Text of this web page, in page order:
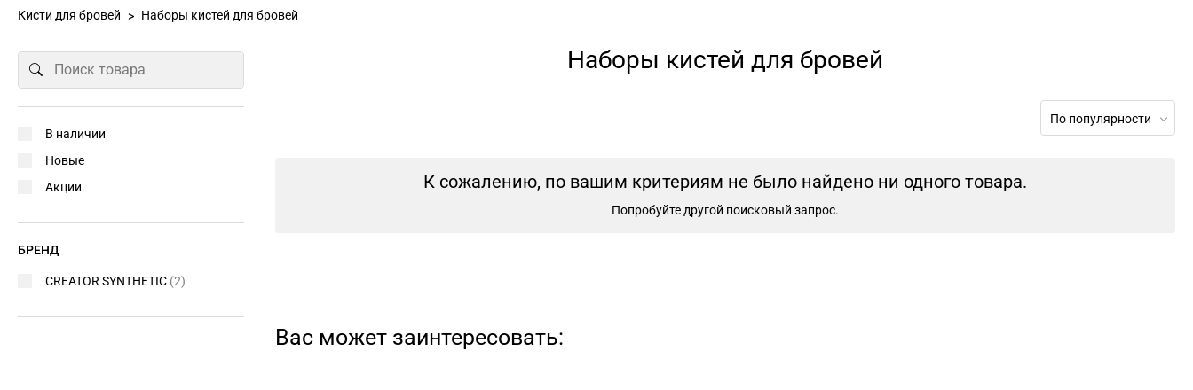
Кисти для бровей Наборы кистей для бровей
Наборы кистей для бровей
По популярности
К сожалению, по вашим критериям не было найдено ни одного товара.
Попробуйте другой поисковый запрос.
Вас может заинтересовать:
В наличии
Новые
Акции
БРЕНД
CREATOR SYNTHETIC (2)